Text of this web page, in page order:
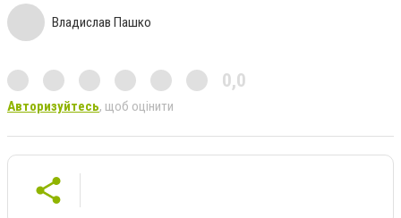
Владислав Пашко
0,0
Авторизуйтесь, щоб оцінити